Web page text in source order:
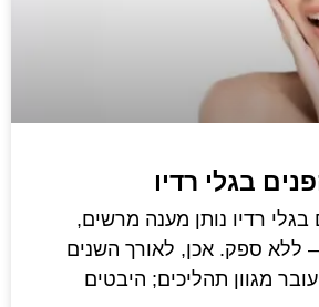
בגלי רדיו
בגלי רדיו נותן מענה מרשים,
ללא ספק. אכן, לאורך השנים
מגוון תהליכים; היבטים